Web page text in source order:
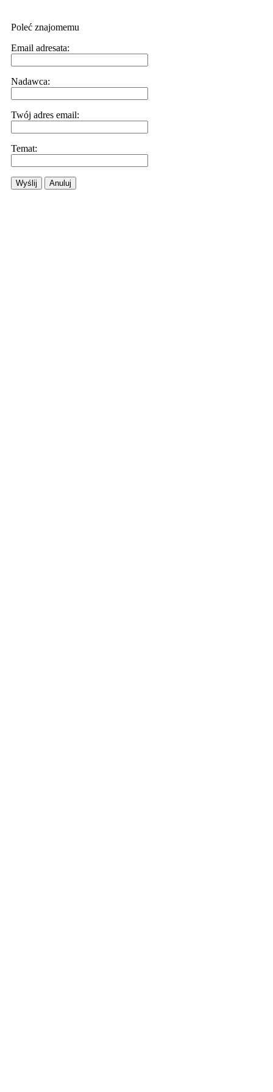
Poleć znajomemu
Email adresata:
Nadawca:
Twój adres email:
Temat:
Wyślij Anuluj